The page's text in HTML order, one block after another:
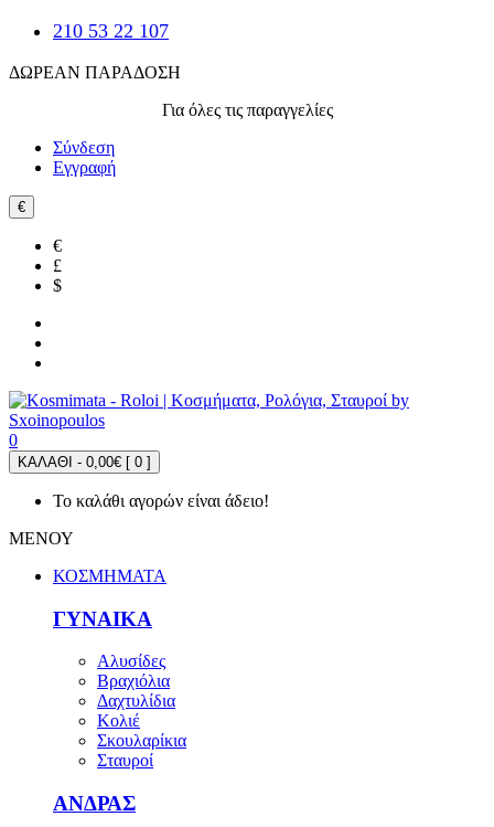
210 53 22 107
ΔΩΡΕΑΝ ΠΑΡΑΔΟΣΗ
Για όλες τις παραγγελίες
Σύνδεση
Εγγραφή
€
€
£
$
0
ΚΑΛΑΘΙ - 0,00€ [ 0 ]
Το καλάθι αγορών είναι άδειο!
ΜΕΝΟΥ
ΚΟΣΜΗΜΑΤΑ
ΓΥΝΑΙΚΑ
Αλυσίδες
Βραχιόλια
Δαχτυλίδια
Κολιέ
Σκουλαρίκια
Σταυροί
ΑΝΔΡΑΣ